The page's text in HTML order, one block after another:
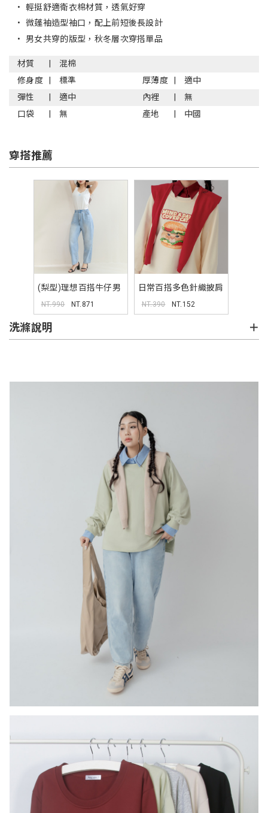
• 輕挺舒適衛衣棉材質，透氣好穿
• 微蓬袖造型袖口，配上前短後長設計
• 男女共穿的版型，秋冬層次穿搭單品
材質
混棉
修身度
標準 厚薄度
適中
彈性
適中 內裡
無
口袋
無 產地 中國
穿搭推薦
(梨型)理想百搭牛仔男
友褲
NT.990 NT.871
日常百搭多色針織披肩
NT.390 NT.152
洗滌說明